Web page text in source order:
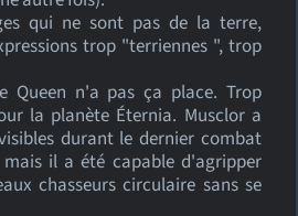
qui ne sont pas de la terre,
trop "terriennes ", trop
Queen n'a pas ça place. Trop
la planète Éternia. Musclor a
durant le dernier combat
mais il a été capable d'agripper
chasseurs circulaire sans se